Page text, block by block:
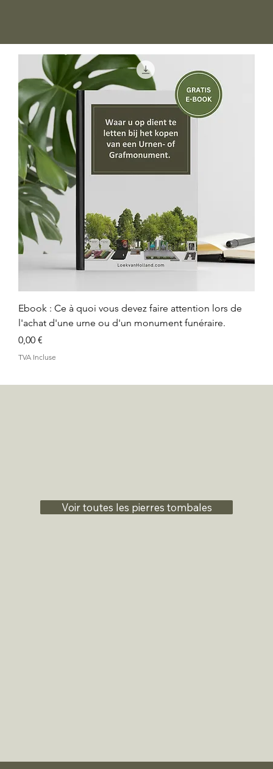
Ebook : Ce à quoi vous devez faire attention lors de
l'achat d'une urne ou d'un monument funéraire.
Prix
0,00 €
TVA Incluse
Voir toutes les pierres tombales